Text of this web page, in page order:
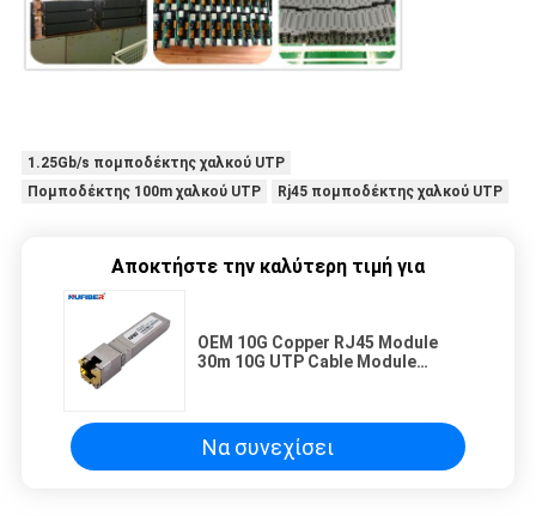
1.25Gb/s πομποδέκτης χαλκού UTP
Πομποδέκτης 100m χαλκού UTP
Rj45 πομποδέκτης χαλκού UTP
Αποκτήστε την καλύτερη τιμή για
OEM 10G Copper RJ45 Module
30m 10G UTP Cable Module
Να συνεχίσει